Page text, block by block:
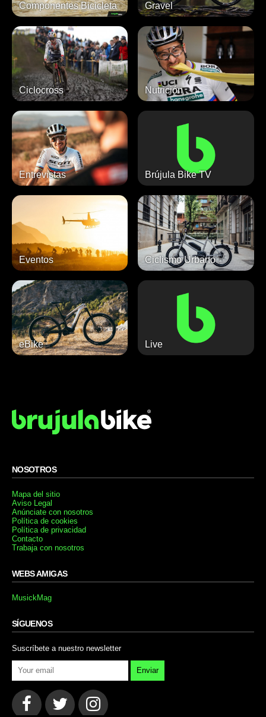
Componentes Bicicleta Gravel
Ciclocross Nutrición
Entrevistas Brújula Bike TV
Eventos Ciclismo Urbano
eBike Live
NOSOTROS
Mapa del sitio
Aviso Legal
Anúnciate con nosotros
Política de cookies
Política de privacidad
Contacto
Trabaja con nosotros
WEBS AMIGAS
MusickMag
SÍGUENOS
Suscríbete a nuestro newsletter
Enviar